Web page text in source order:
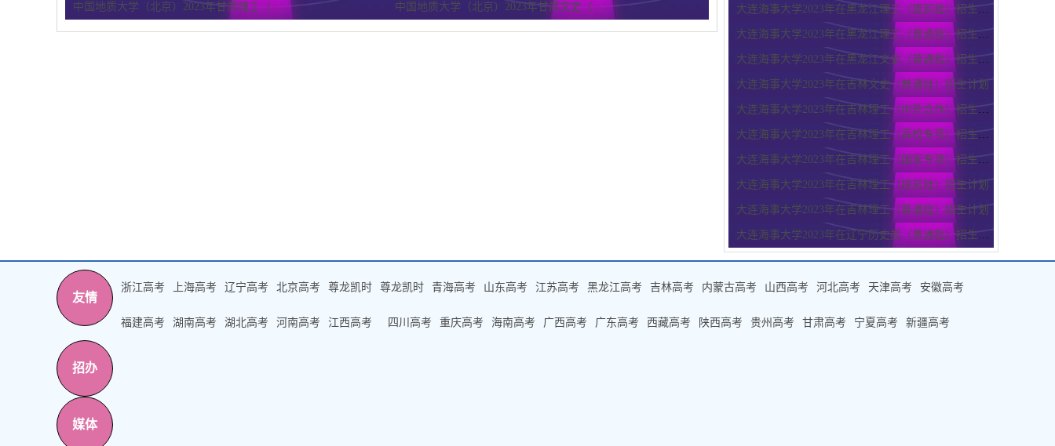
大连海事大学2023年在黑龙江理工（提前批）招生计划
大连海事大学2023年在黑龙江理工（普通批）招生计划
大连海事大学2023年在黑龙江文史（普通批）招生计划
大连海事大学2023年在吉林文史（普通批）招生计划
大连海事大学2023年在吉林理工（中外合作）招生计划
大连海事大学2023年在吉林理工（高校专项）招生计划
大连海事大学2023年在吉林理工（国家专项）招生计划
大连海事大学2023年在吉林理工（提前批）招生计划
大连海事大学2023年在吉林理工（普通批）招生计划
大连海事大学2023年在辽宁历史类（普通批）招生计划
中国地质大学（北京）2023年甘肃理工（... 中国地质大学（北京）2023年甘肃文史（...
友情
浙江高考 上海高考 辽宁高考 北京高考 尊龙凯时 尊龙凯时 青海高考 山东高考 江苏高考 黑龙江高考 吉林高考 内蒙古高考 山西高考 河北高考 天津高考 安徽高考
福建高考 湖南高考 湖北高考 河南高考 江西高考 四川高考 重庆高考 海南高考 广西高考 广东高考 西藏高考 陕西高考 贵州高考 甘肃高考 宁夏高考 新疆高考
招办
媒体